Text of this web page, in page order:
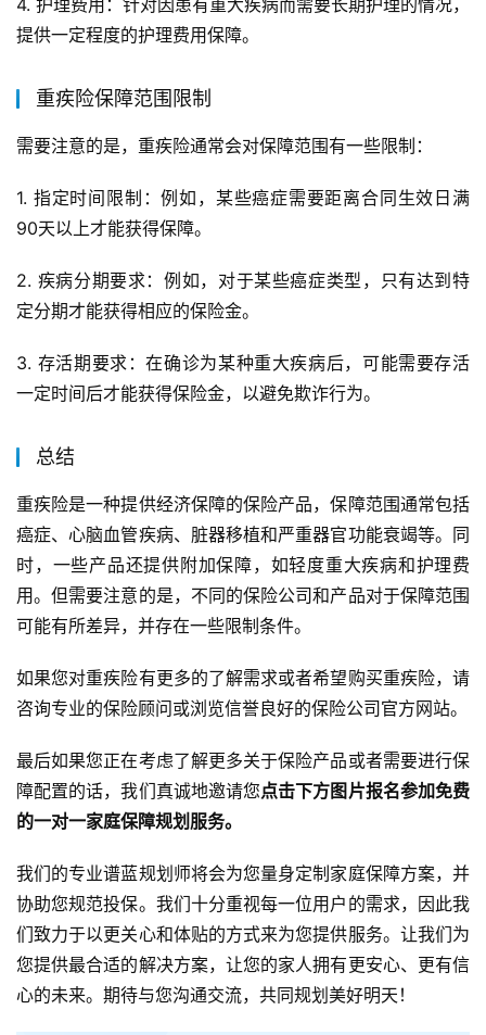
提供一定程度的护理费用保障。
重疾险保障范围限制
需要注意的是，重疾险通常会对保障范围有一些限制：
1. 指定时间限制：例如，某些癌症需要距离合同生效日满
90天以上才能获得保障。
2. 疾病分期要求：例如，对于某些癌症类型，只有达到特
定分期才能获得相应的保险金。
3. 存活期要求：在确诊为某种重大疾病后，可能需要存活
一定时间后才能获得保险金，以避免欺诈行为。
总结
重疾险是一种提供经济保障的保险产品，保障范围通常包括
癌症、心脑血管疾病、脏器移植和严重器官功能衰竭等。同
时，一些产品还提供附加保障，如轻度重大疾病和护理费
用。但需要注意的是，不同的保险公司和产品对于保障范围
可能有所差异，并存在一些限制条件。
如果您对重疾险有更多的了解需求或者希望购买重疾险，请
咨询专业的保险顾问或浏览信誉良好的保险公司官方网站。
最后如果您正在考虑了解更多关于保险产品或者需要进行保
障配置的话，我们真诚地邀请您点击下方图片报名参加免费
的一对一家庭保障规划服务。
我们的专业谱蓝规划师将会为您量身定制家庭保障方案，并
协助您规范投保。我们十分重视每一位用户的需求，因此我
们致力于以更关心和体贴的方式来为您提供服务。让我们为
您提供最合适的解决方案，让您的家人拥有更安心、更有信
心的未来。期待与您沟通交流，共同规划美好明天！